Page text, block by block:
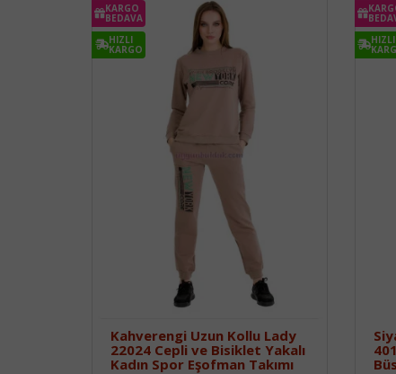
KARGO
BEDAVA
HIZLI
KARGO
Kahverengi Uzun Kollu Lady
22024 Cepli ve Bisiklet Yakalı
Kadın Spor Eşofman Takımı
HIZLI